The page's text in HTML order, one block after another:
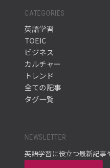
CATEGORIES
英語学習
TOEIC
ビジネス
カルチャー
トレンド
全ての記事
タグ一覧
NEWSLETTER
英語学習に役立つ最新記事